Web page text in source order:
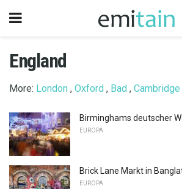
England
More: London , Oxford , Bad , Cambridge
Birminghams deutscher
EUROPA
Brick Lane Markt in
EUROPA